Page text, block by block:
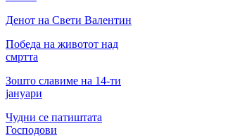
Денот на Свети Валентин
Победа на животот над
смртта
Зошто славиме на 14-ти
јануари
Чудни се патиштата
Господови